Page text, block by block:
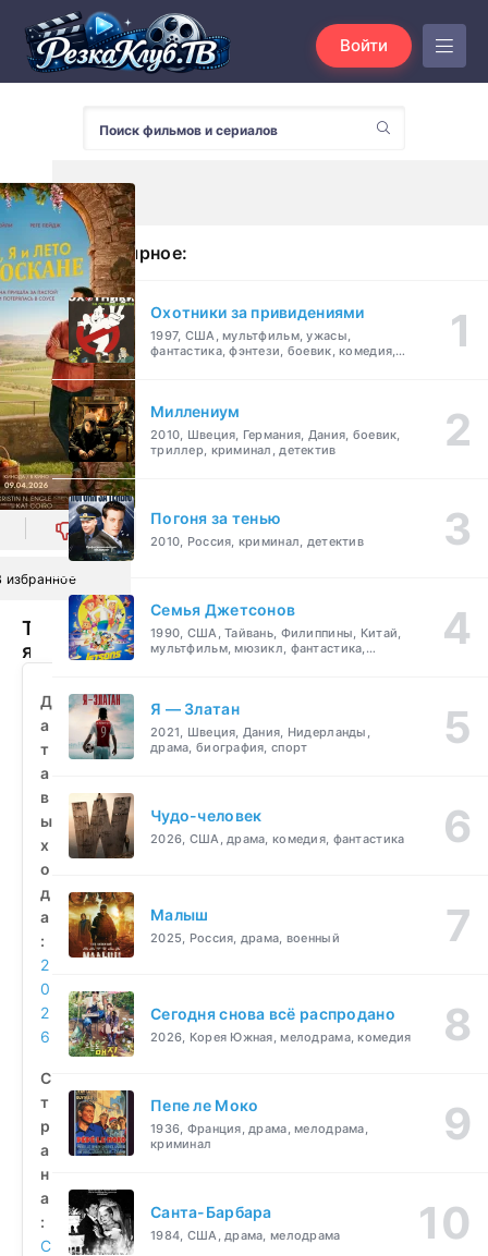
Войти
0
избранное
Ты,
я
лето
Тоскане
(2026)
смотреть
бесплатно
Д
а
т
а
в
ы
х
о
д
а
:
2
0
2
6
С
т
р
а
н
а
:
С
Популярное:
Охотники за привидениями
1997, США, мультфильм, ужасы,
фантастика, фэнтези, боевик, комедия,
Миллениум
2010, Швеция, Германия, Дания, боевик,
триллер, криминал, детектив
Погоня за тенью
2010, Россия, криминал, детектив
Семья Джетсонов
1990, США, Тайвань, Филиппины, Китай,
мультфильм, мюзикл, фантастика,
Я — Златан
2021, Швеция, Дания, Нидерланды,
драма, биография, спорт
Чудо-человек
2026, США, драма, комедия, фантастика
Малыш
2025, Россия, драма, военный
Сегодня снова всё распродано
2026, Корея Южная, мелодрама, комедия
Пепе ле Моко
1936, Франция, драма, мелодрама,
криминал
Санта-Барбара
1984, США, драма, мелодрама